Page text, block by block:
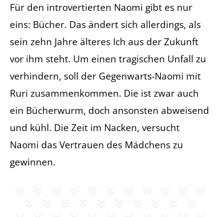
Für den introvertierten Naomi gibt es nur
eins: Bücher. Das ändert sich allerdings, als
sein zehn Jahre älteres Ich aus der Zukunft
vor ihm steht. Um einen tragischen Unfall zu
verhindern, soll der Gegenwarts-Naomi mit
Ruri zusammenkommen. Die ist zwar auch
ein Bücherwurm, doch ansonsten abweisend
und kühl. Die Zeit im Nacken, versucht
Naomi das Vertrauen des Mädchens zu
gewinnen.